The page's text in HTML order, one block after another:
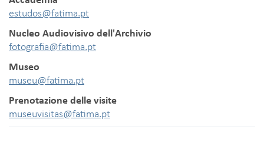
estudos@fatima.pt
Nucleo Audiovisivo dell'Archivio
fotografia@fatima.pt
Museo
museu@fatima.pt
Prenotazione delle visite
museuvisitas@fatima.pt